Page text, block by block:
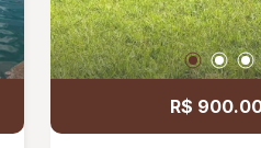
amplo para novos
futebol, barracão,
venda mobiliada! DESTAQUE
ESPECIAL: - Imóvel
meses de
móveis,
R$